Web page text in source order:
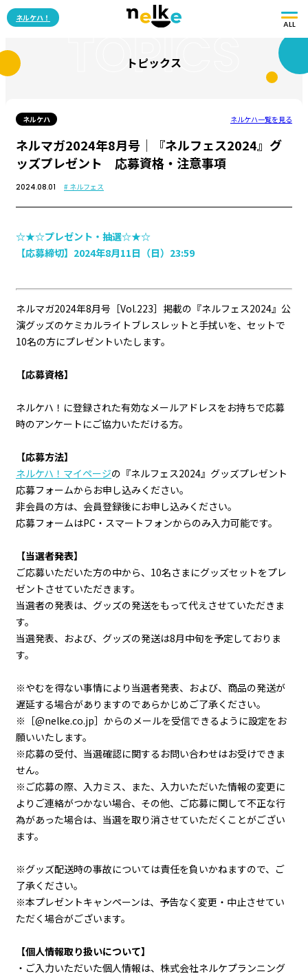
ネルケハ！
ALL
TOPICS
トピックス
ネルケハ ネルケハ一覧を見る
ネルマガ2024年8月号│『ネルフェス2024』グ
ッズプレゼント 応募資格・注意事項
2024.08.01 # ネルフェス
☆★☆プレゼント・抽選☆★☆
【応募締切】2024年8月11日（日）23:59
ネルマガ2024年8月号［Vol.223］掲載の『ネルフェス2024』公
演グッズのケミカルライトブレスレットと手拭いを、セットで
10名の方にプレゼントいたします。
【応募資格】
ネルケハ！に登録された有効なメールアドレスをお持ちで応募
時のアンケートにご協力いただける方。
【応募方法】
ネルケハ！マイページの『ネルフェス2024』グッズプレゼント
応募フォームからお申し込みください。
非会員の方は、会員登録後にお申し込みください。
応募フォームはPC・スマートフォンからのみ入力可能です。
【当選者発表】
ご応募いただいた方の中から、10名さまにグッズセットをプレ
ゼントさせていただきます。
当選者の発表は、グッズの発送をもって代えさせていただきま
す。
当選発表、および、グッズの発送は8月中旬を予定しておりま
す。
※やむを得ない事情により当選者発表、および、商品の発送が
遅延する場合がありますのであらかじめご了承ください。
※［@nelke.co.jp］からのメールを受信できるように設定をお
願いいたします。
※応募の受付、当選確認に関するお問い合わせはお受けできま
せん。
※ご応募の際、入力ミス、また、入力いただいた情報の変更に
よりご連絡がつかない場合、その他、ご応募に関して不正な行
為があった場合は、当選を取り消させていただくことがござい
ます。
※グッズ配送時の事故については責任を負いかねますので、ご
了承ください。
※本プレゼントキャンペーンは、予告なく変更・中止させてい
ただく場合がございます。
【個人情報取り扱いについて】
・ご入力いただいた個人情報は、株式会社ネルケプランニング